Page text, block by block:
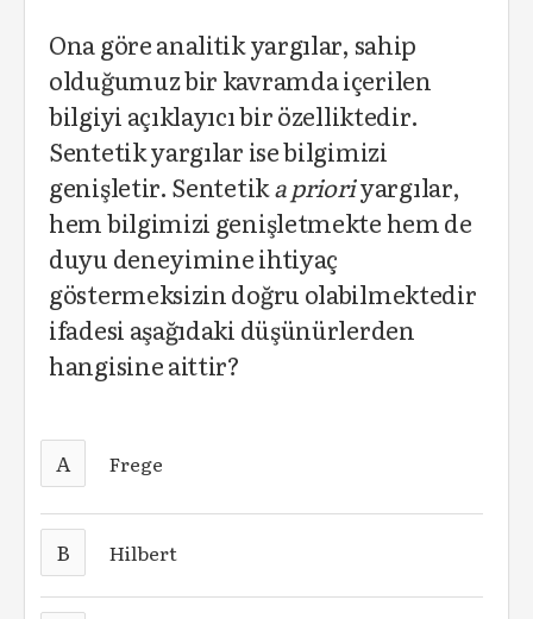
Ona göre analitik yargılar, sahip
olduğumuz bir kavramda içerilen
bilgiyi açıklayıcı bir özelliktedir.
Sentetik yargılar ise bilgimizi
genişletir. Sentetikaprioriyargılar,
hem bilgimizi genişletmekte hem de
duyu deneyimine ihtiyaç
göstermeksizin doğru olabilmektedir
ifadesi aşağıdaki düşünürlerden
hangisine aittir?
A Frege
B Hilbert